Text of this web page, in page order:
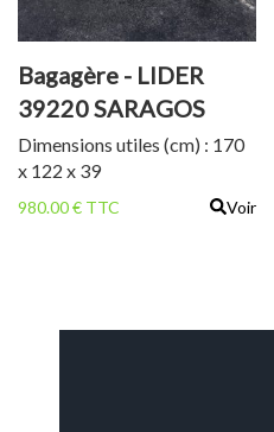
Bagagère - LIDER
39220 SARAGOS
Dimensions utiles (cm) : 170
x 122 x 39
980.00 € TTC Voir